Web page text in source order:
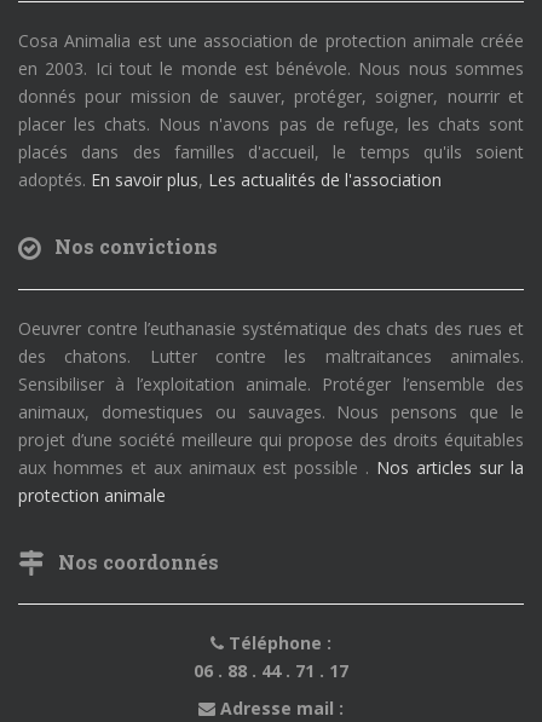
Cosa Animalia est une association de protection animale créée
en 2003. Ici tout le monde est bénévole. Nous nous sommes
donnés pour mission de sauver, protéger, soigner, nourrir et
placer les chats. Nous n'avons pas de refuge, les chats sont
placés dans des familles d'accueil, le temps qu'ils soient
adoptés. En savoir plus, Les actualités de l'association
Nos convictions
Oeuvrer contre l’euthanasie systématique des chats des rues et
des chatons. Lutter contre les maltraitances animales.
Sensibiliser à l’exploitation animale. Protéger l’ensemble des
animaux, domestiques ou sauvages. Nous pensons que le
projet d’une société meilleure qui propose des droits équitables
aux hommes et aux animaux est possible . Nos articles sur la
protection animale
Nos coordonnés
Téléphone :
06 . 88 . 44 . 71 . 17
Adresse mail :